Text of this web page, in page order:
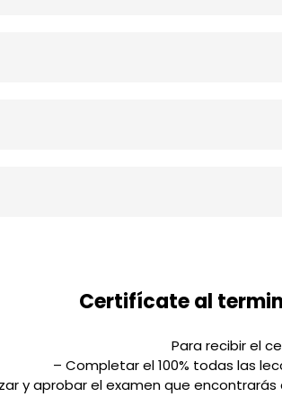
Certifícate al
Para recibir el
– Completar el 100% todas las
y aprobar el examen que encontrarás